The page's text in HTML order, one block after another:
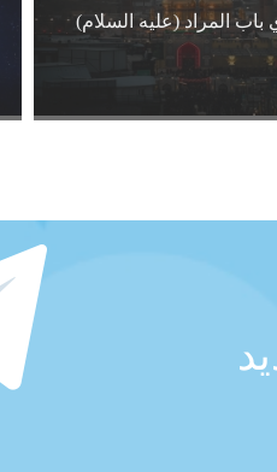
باب المراد (عليه السلام)